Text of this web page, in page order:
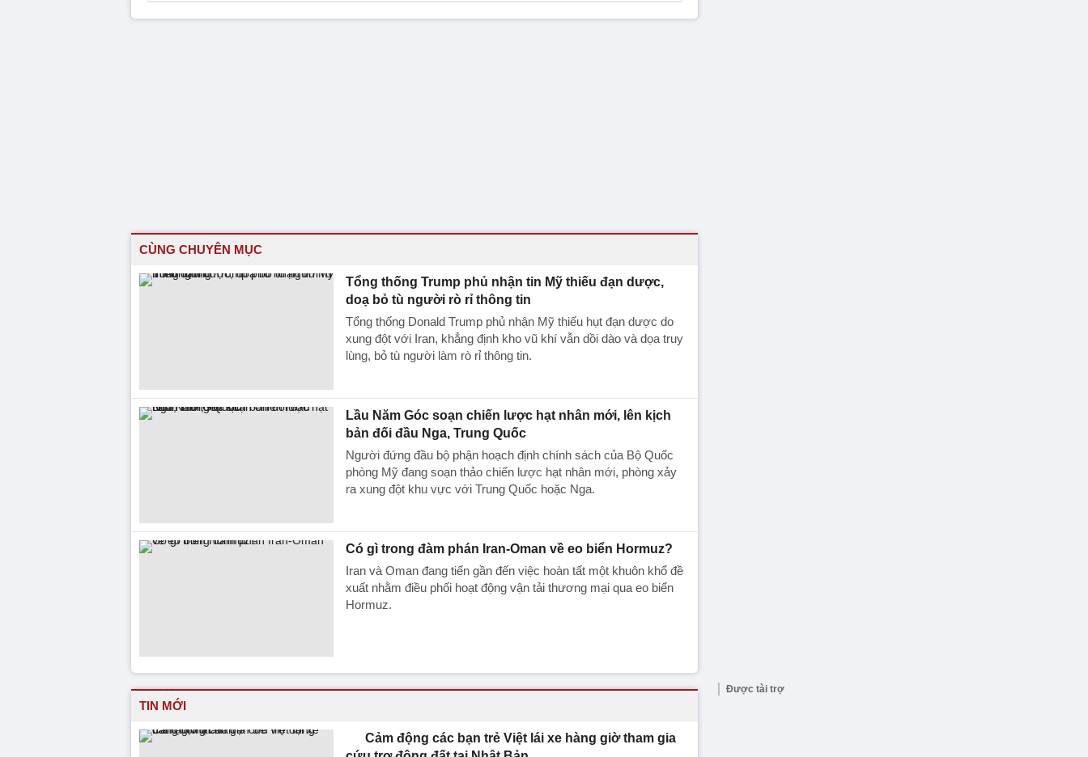
CÙNG CHUYÊN MỤC
Tổng thống Trump phủ nhận tin Mỹ thiếu đạn dược,
doạ bỏ tù người rò rỉ thông tin
Tổng thống Donald Trump phủ nhận Mỹ thiếu hụt đạn dược do
xung đột với Iran, khẳng định kho vũ khí vẫn dồi dào và dọa truy
lùng, bỏ tù người làm rò rỉ thông tin.
Lầu Năm Góc soạn chiến lược hạt nhân mới, lên kịch
bản đối đầu Nga, Trung Quốc
Người đứng đầu bộ phận hoạch định chính sách của Bộ Quốc
phòng Mỹ đang soạn thảo chiến lược hạt nhân mới, phòng xảy
ra xung đột khu vực với Trung Quốc hoặc Nga.
Có gì trong đàm phán Iran-Oman về eo biển Hormuz?
Iran và Oman đang tiến gần đến việc hoàn tất một khuôn khổ đề
xuất nhằm điều phối hoạt động vận tải thương mại qua eo biển
Hormuz.
TIN MỚI
Cảm động các bạn trẻ Việt lái xe hàng giờ tham gia
Được tài trợ